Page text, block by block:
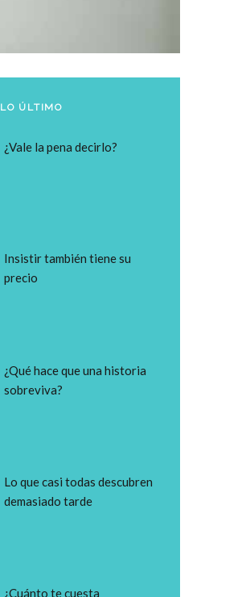
LO ÚLTIMO
¿Vale la pena decirlo?
Insistir también tiene su
precio
¿Qué hace que una historia
sobreviva?
Lo que casi todas descubren
demasiado tarde
¿Cuánto te cuesta